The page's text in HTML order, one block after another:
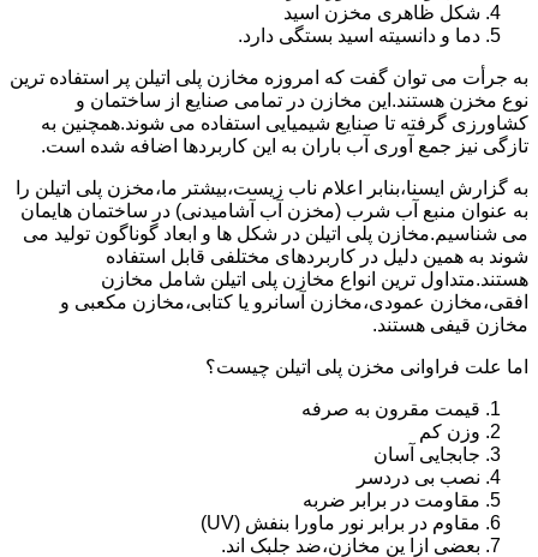
شکل ظاهری مخزن اسید
دما و دانسیته اسید بستگی دارد.
به جرأت می توان گفت که امروزه مخازن پلی اتیلن پر استفاده ترین
نوع مخزن هستند.این مخازن در تمامی صنایع از ساختمان و
کشاورزی گرفته تا صنایع شیمیایی استفاده می شوند.همچنین به
تازگی نیز جمع آوری آب باران به این کاربردها اضافه شده است.
به گزارش ایسنا،بنابر اعلام ناب زیست،بیشتر ما،مخزن پلی اتیلن را
به عنوان منبع آب شرب (مخزن آب آشامیدنی) در ساختمان هایمان
می شناسیم.مخازن پلی اتیلن در شکل ها و ابعاد گوناگون تولید می
شوند به همین دلیل در کاربردهای مختلفی قابل استفاده
هستند.متداول ترین انواع مخازن پلی اتیلن شامل مخازن
افقی،مخازن عمودی،مخازن آسانرو یا کتابی،مخازن مکعبی و
مخازن قیفی هستند.
اما علت فراوانی مخزن پلی اتیلن چیست؟
قیمت مقرون به صرفه
وزن کم
جابجایی آسان
نصب بی دردسر
مقاومت در برابر ضربه
مقاوم در برابر نور ماورا بنفش (UV)
بعضی ازا ین مخازن،ضد جلبک اند.